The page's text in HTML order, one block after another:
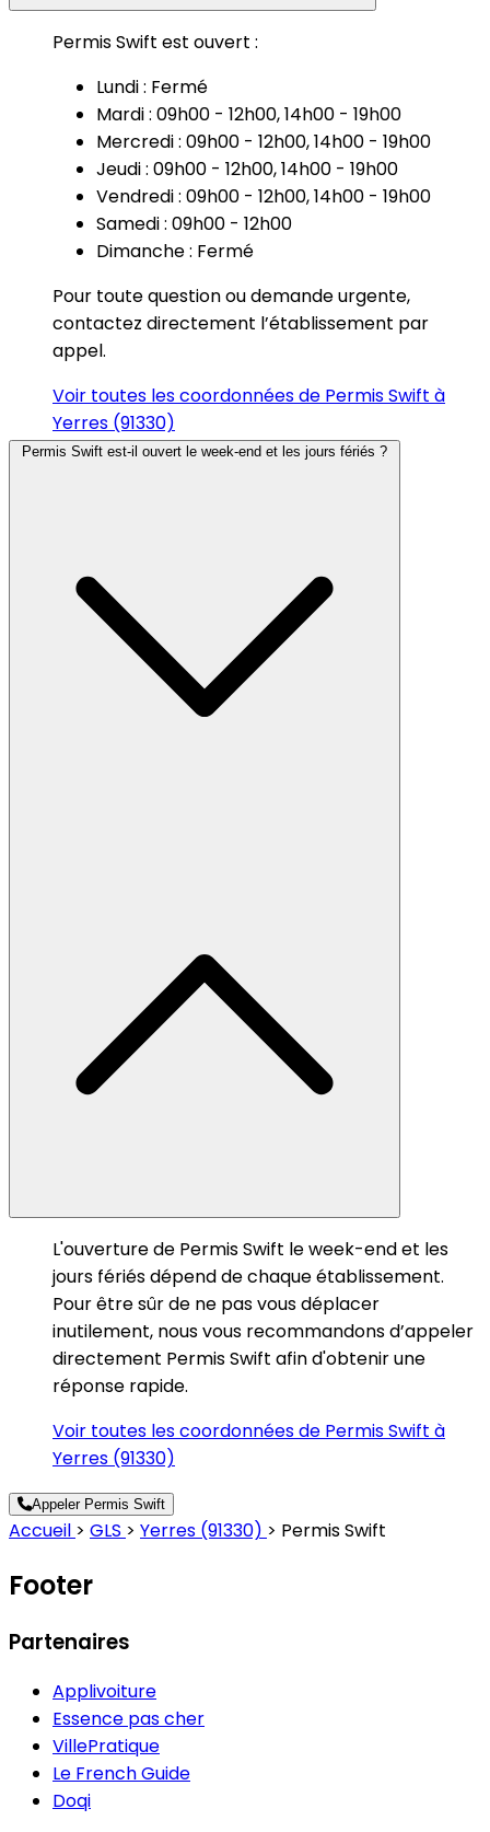
Permis Swift est ouvert :
Lundi : Fermé
Mardi : 09h00 - 12h00, 14h00 - 19h00
Mercredi : 09h00 - 12h00, 14h00 - 19h00
Jeudi : 09h00 - 12h00, 14h00 - 19h00
Vendredi : 09h00 - 12h00, 14h00 - 19h00
Samedi : 09h00 - 12h00
Dimanche : Fermé
Pour toute question ou demande urgente,
contactez directement l’établissement par
appel.
Voir toutes les coordonnées de Permis Swift à
Yerres (91330)
Permis Swift est-il ouvert le week-end et les jours fériés ?
L'ouverture de Permis Swift le week-end et les
jours fériés dépend de chaque établissement.
Pour être sûr de ne pas vous déplacer
inutilement, nous vous recommandons d’appeler
directement Permis Swift afin d'obtenir une
réponse rapide.
Voir toutes les coordonnées de Permis Swift à
Yerres (91330)
Appeler Permis Swift
Accueil > GLS > Yerres (91330) > Permis Swift
Footer
Partenaires
Applivoiture
Essence pas cher
VillePratique
Le French Guide
Doqi